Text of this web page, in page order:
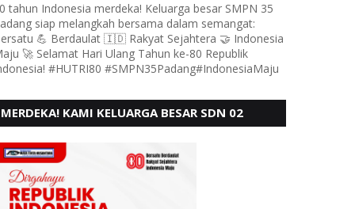
tahun Indonesia merdeka! Keluarga besar SMPN 35
siap melangkah bersama dalam semangat:
💪 Berdaulat 🇮🇩 Rakyat Sejahtera 🤝 Indonesia
🚀 Selamat Hari Ulang Tahun ke-80 Republik
#HUTRI80 #SMPN35Padang#IndonesiaMaju
MERDEKA! KAMI KELUARGA BESAR SDN 02
MENGUCAPKAN HUT RI KE - 80,